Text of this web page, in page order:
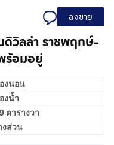
ลงขาย
ดิวิลล่า ราชพฤกษ์-
ร้อมอยู่
งนอน
งน้ำ
ตารางวา
งส่วน